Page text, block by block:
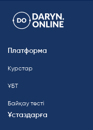
Платформа
Курстар
ҰБТ
Байқау тесті
Ұстаздарға